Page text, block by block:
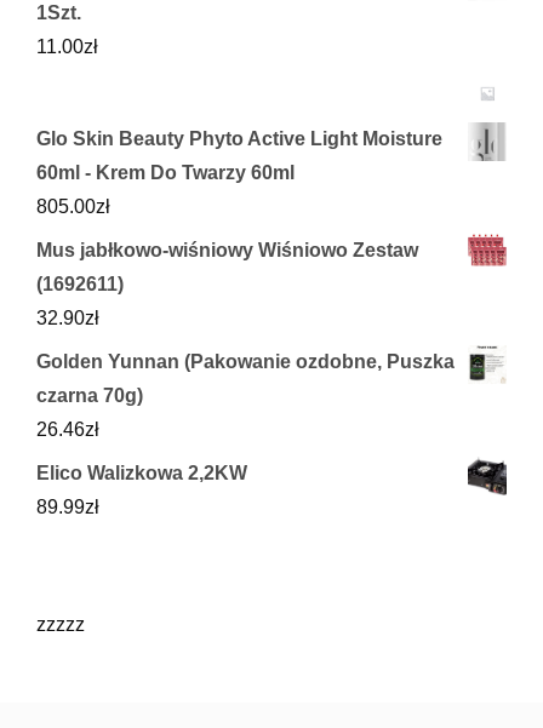
1Szt.
11.00zł
Glo Skin Beauty Phyto Active Light Moisture
60ml - Krem Do Twarzy 60ml
805.00zł
Mus jabłkowo-wiśniowy Wiśniowo Zestaw
(1692611)
32.90zł
Golden Yunnan (Pakowanie ozdobne, Puszka
czarna 70g)
26.46zł
Elico Walizkowa 2,2KW
89.99zł
zzzzz